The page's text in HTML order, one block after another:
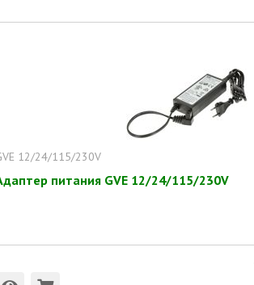
12/24/115/230V
питания GVE 12/24/115/230V